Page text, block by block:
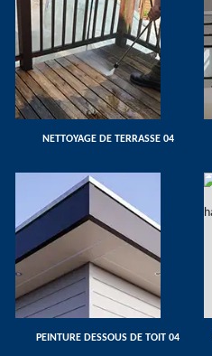
NETTOYAGE DE TERRASSE 04
PEINTURE DESSOUS DE TOIT 04